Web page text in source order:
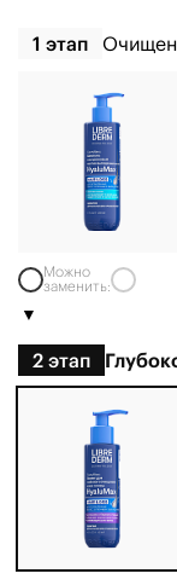
1 этап
Можно
заменить:
2 этап